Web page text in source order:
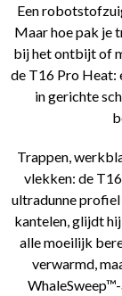
Een
Maar hoe pak je
bij het ontbijt of
de T16 Pro
in gerichte
Trappen,
vlekken: de
ultradunne profiel
kantelen, glijdt
alle moeilijk
verwarmd,